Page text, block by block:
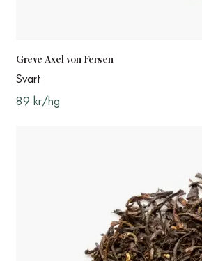
Greve Axel von Fersen
Svart
89 kr/hg